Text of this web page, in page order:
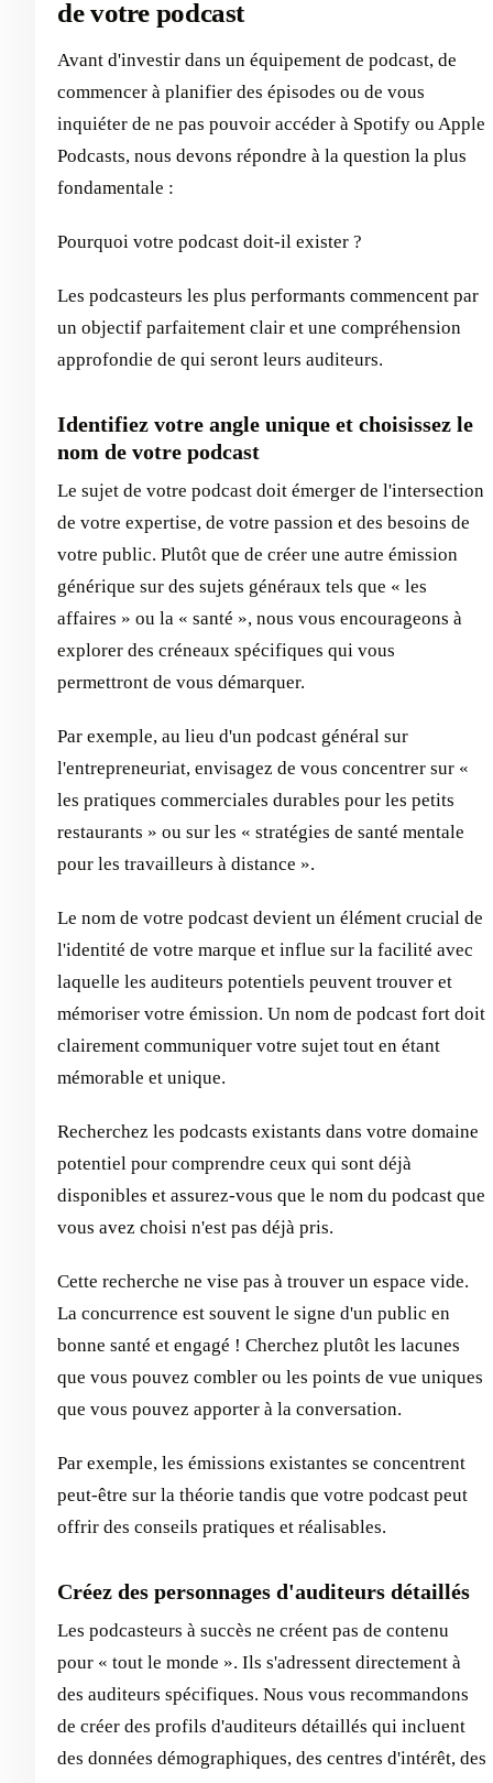
de votre podcast
Avant d'investir dans un équipement de podcast, de
commencer à planifier des épisodes ou de vous
inquiéter de ne pas pouvoir accéder à Spotify ou Apple
Podcasts, nous devons répondre à la question la plus
fondamentale :
Pourquoi votre podcast doit-il exister ?
Les podcasteurs les plus performants commencent par
un objectif parfaitement clair et une compréhension
approfondie de qui seront leurs auditeurs.
Identifiez votre angle unique et choisissez le
nom de votre podcast
Le sujet de votre podcast doit émerger de l'intersection
de votre expertise, de votre passion et des besoins de
votre public. Plutôt que de créer une autre émission
générique sur des sujets généraux tels que « les
affaires » ou la « santé », nous vous encourageons à
explorer des créneaux spécifiques qui vous
permettront de vous démarquer.
Par exemple, au lieu d'un podcast général sur
l'entrepreneuriat, envisagez de vous concentrer sur «
les pratiques commerciales durables pour les petits
restaurants » ou sur les « stratégies de santé mentale
pour les travailleurs à distance ».
Le nom de votre podcast devient un élément crucial de
l'identité de votre marque et influe sur la facilité avec
laquelle les auditeurs potentiels peuvent trouver et
mémoriser votre émission. Un nom de podcast fort doit
clairement communiquer votre sujet tout en étant
mémorable et unique.
Recherchez les podcasts existants dans votre domaine
potentiel pour comprendre ceux qui sont déjà
disponibles et assurez-vous que le nom du podcast que
vous avez choisi n'est pas déjà pris.
Cette recherche ne vise pas à trouver un espace vide.
La concurrence est souvent le signe d'un public en
bonne santé et engagé ! Cherchez plutôt les lacunes
que vous pouvez combler ou les points de vue uniques
que vous pouvez apporter à la conversation.
Par exemple, les émissions existantes se concentrent
peut-être sur la théorie tandis que votre podcast peut
offrir des conseils pratiques et réalisables.
Créez des personnages d'auditeurs détaillés
Les podcasteurs à succès ne créent pas de contenu
pour « tout le monde ». Ils s'adressent directement à
des auditeurs spécifiques. Nous vous recommandons
de créer des profils d'auditeurs détaillés qui incluent
des données démographiques, des centres d'intérêt, des